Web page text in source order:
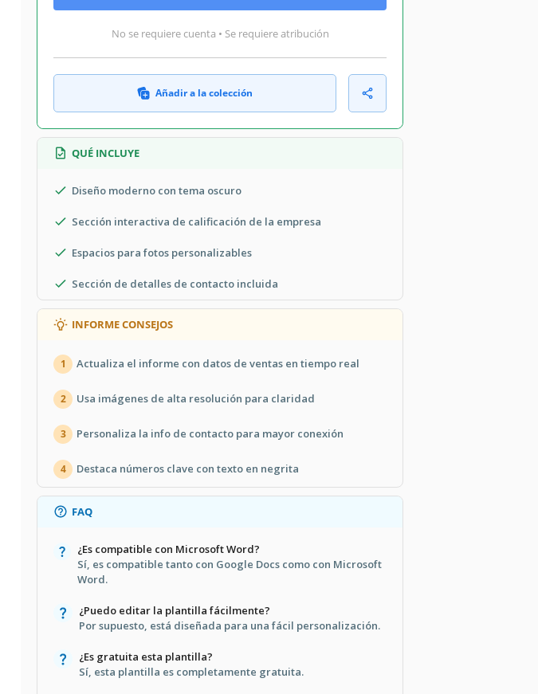
No se requiere cuenta • Se requiere atribución
Añadir a la colección
QUÉ INCLUYE
Diseño moderno con tema oscuro
Sección interactiva de calificación de la empresa
Espacios para fotos personalizables
Sección de detalles de contacto incluida
INFORME CONSEJOS
1 Actualiza el informe con datos de ventas en tiempo real
2 Usa imágenes de alta resolución para claridad
3 Personaliza la info de contacto para mayor conexión
4 Destaca números clave con texto en negrita
FAQ
¿Es compatible con Microsoft Word?
Sí, es compatible tanto con Google Docs como con Microsoft
Word.
¿Puedo editar la plantilla fácilmente?
Por supuesto, está diseñada para una fácil personalización.
¿Es gratuita esta plantilla?
Sí, esta plantilla es completamente gratuita.